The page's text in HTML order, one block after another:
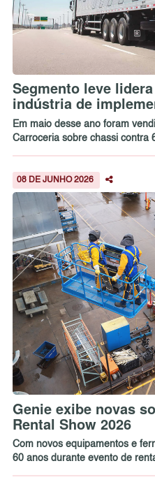
Segmento leve
indústria de
Em maio desse ano foram
Carroceria sobre chassi contra
08 DE JUNHO 2026
Genie exibe novas
Rental Show 2026
Com novos equipamentos e
60 anos durante evento de